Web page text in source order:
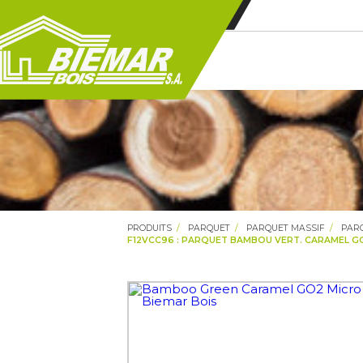
PRODUITS PARQUET PARQUET MASSIF
F12VCC96 : PARQUET BAMBOU VERT. CARAMEL